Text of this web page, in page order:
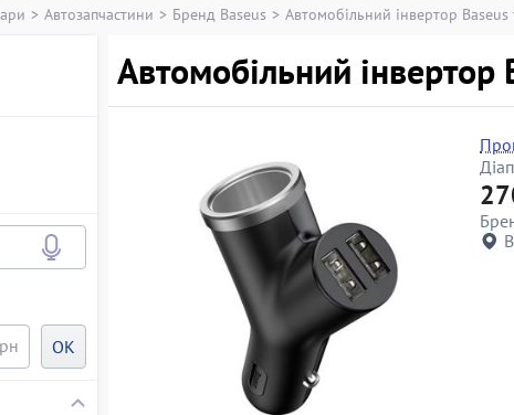
> Автозапчастини > Бренд Baseus > Автомобільний інвертор Baseus
OK
Автомобільний інвертор